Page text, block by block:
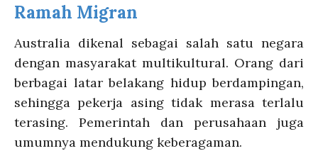
Ramah Migran
Australia dikenal sebagai salah satu negara
dengan masyarakat multikultural. Orang dari
berbagai latar belakang hidup berdampingan,
sehingga pekerja asing tidak merasa terlalu
terasing. Pemerintah dan perusahaan juga
umumnya mendukung keberagaman.